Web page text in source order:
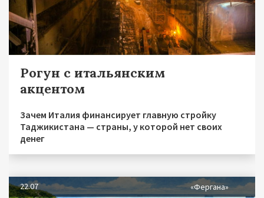
Рогун с итальянским
акцентом
Зачем Италия финансирует главную стройку
Таджикистана — страны, у которой нет своих
денег
22.07 «Фергана»